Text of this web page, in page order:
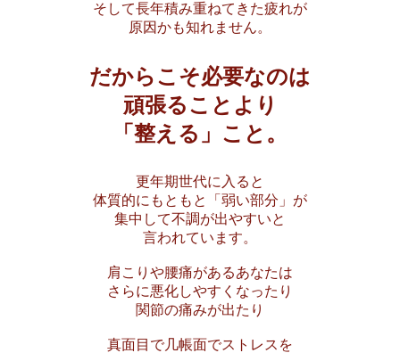
そして長年積み重ねてきた疲れが
原因かも知れません。
だからこそ必要なのは
頑張ることより
「整える」こと。
更年期世代に入ると
体質的にもともと「弱い部分」が
集中して不調が出やすいと
言われています。
肩こりや腰痛があるあなたは
さらに悪化しやすくなったり
関節の痛みが出たり
真面目で几帳面でストレスを